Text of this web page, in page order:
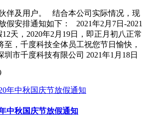
伴及用户。 结合本公司实际情况，现
假安排通知如下： 2021年2月7日-2021
天，2020年2月19日，即正月初八正常
至，千度科技全体员工祝您节日愉快，
市千度科技有限公司 2021年1月18日
中秋国庆节放假通知